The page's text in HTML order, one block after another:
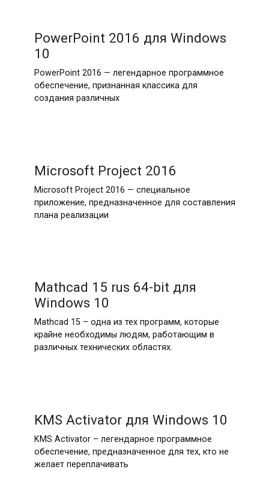
PowerPoint 2016 для Windows
10
PowerPoint 2016 — легендарное программное
обеспечение, признанная классика для
создания различных
Microsoft Project 2016
Microsoft Project 2016 — специальное
приложение, предназначенное для составления
плана реализации
Mathcad 15 rus 64-bit для
Windows 10
Mathcad 15 – одна из тех программ, которые
крайне необходимы людям, работающим в
различных технических областях.
KMS Activator для Windows 10
KMS Activator – легендарное программное
обеспечение, предназначенное для тех, кто не
желает переплачивать